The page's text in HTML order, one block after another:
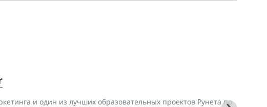
и один из лучших образовательных проектов Рунета по